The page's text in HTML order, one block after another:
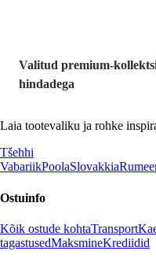
Valitud premium-
hindadega
Laia tootevaliku ja rohke
Tšehhi
VabariikPoolaSlovakkia
Ostuinfo
Kõik ostude kohtaTransport
tagastusedMaksmineKrediidid